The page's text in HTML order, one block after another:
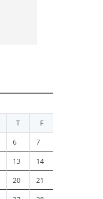
T F
6 7
13 14
20 21